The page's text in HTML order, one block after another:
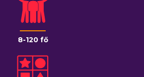
8-120 fő